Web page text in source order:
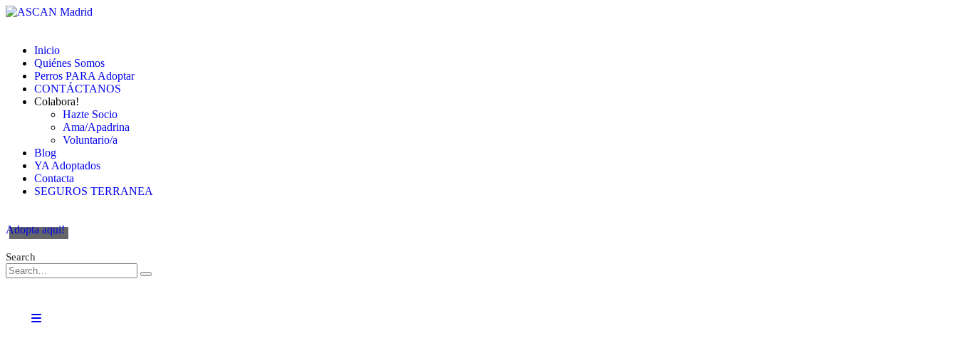
Inicio
Quiénes Somos
Perros PARA Adoptar
CONTÁCTANOS
Colabora!
Hazte Socio
Ama/Apadrina
Voluntario/a
Blog
YA Adoptados
Contacta
SEGUROS TERRANEA
Adopta aqui!
Search